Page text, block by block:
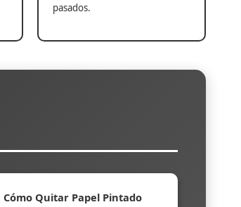
pasados.
Cómo Quitar Papel Pintado